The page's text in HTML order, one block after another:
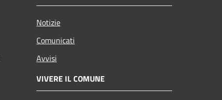
Notizie
Comunicati
Avvisi
VIVERE IL COMUNE